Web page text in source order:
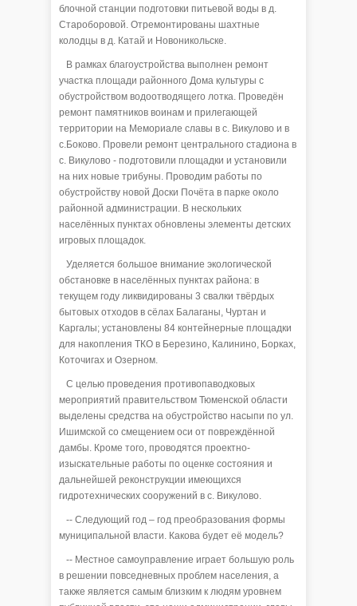
блочной станции подготовки питьевой воды в д.
Староборовой. Отремонтированы шахтные
колодцы в д. Катай и Новоникольске.
В рамках благоустройства выполнен ремонт
участка площади районного Дома культуры с
обустройством водоотводящего лотка. Проведён
ремонт памятников воинам и прилегающей
территории на Мемориале славы в с. Викулово и в
с.Боково. Провели ремонт центрального стадиона в
с. Викулово - подготовили площадки и установили
на них новые трибуны. Проводим работы по
обустройству новой Доски Почёта в парке около
районной администрации. В нескольких
населённых пунктах обновлены элементы детских
игровых площадок.
Уделяется большое внимание экологической
обстановке в населённых пунктах района: в
текущем году ликвидированы 3 свалки твёрдых
бытовых отходов в сёлах Балаганы, Чуртан и
Каргалы; установлены 84 контейнерные площадки
для накопления ТКО в Березино, Калинино, Борках,
Коточигах и Озерном.
С целью проведения противопаводковых
мероприятий правительством Тюменской области
выделены средства на обустройство насыпи по ул.
Ишимской со смещением оси от повреждённой
дамбы. Кроме того, проводятся проектно-
изыскательные работы по оценке состояния и
дальнейшей реконструкции имеющихся
гидротехнических сооружений в с. Викулово.
-- Следующий год – год преобразования формы
муниципальной власти. Какова будет её модель?
-- Местное самоуправление играет большую роль
в решении повседневных проблем населения, а
также является самым близким к людям уровнем